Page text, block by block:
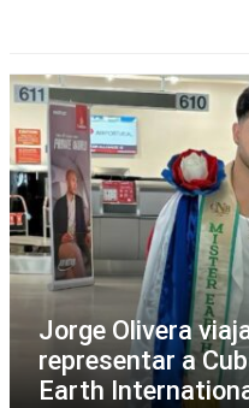
Jorge Olivera
representar a
Earth